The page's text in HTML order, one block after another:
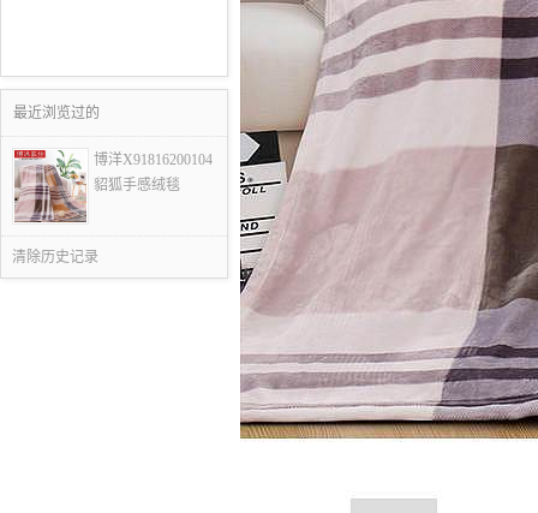
最近浏览过的
博洋X91816200104
貂狐手感绒毯
清除历史记录